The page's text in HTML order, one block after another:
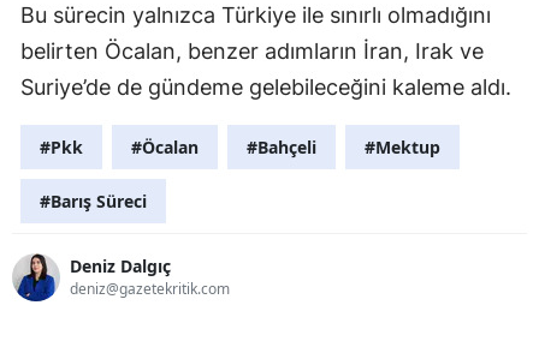
Bu sürecin yalnızca Türkiye ile sınırlı olmadığını
belirten Öcalan, benzer adımların İran, Irak ve
Suriye’de de gündeme gelebileceğini kaleme aldı.
#Pkk #Öcalan #Bahçeli #Mektup
#Barış Süreci
Deniz Dalgıç
deniz@gazetekritik.com